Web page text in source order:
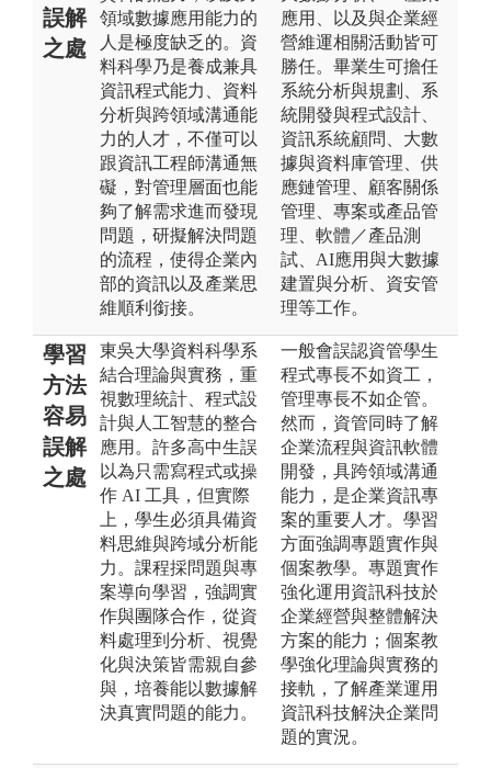
誤解
之處
領域數據應用能力的
人是極度缺乏的。資
料科學乃是養成兼具
資訊程式能力、資料
分析與跨領域溝通能
力的人才，不僅可以
跟資訊工程師溝通無
礙，對管理層面也能
夠了解需求進而發現
問題，研擬解決問題
的流程，使得企業內
部的資訊以及產業思
維順利銜接。
應用、以及與企業經
營維運相關活動皆可
勝任。畢業生可擔任
系統分析與規劃、系
統開發與程式設計、
資訊系統顧問、大數
據與資料庫管理、供
應鏈管理、顧客關係
管理、專案或產品管
理、軟體／產品測
試、AI應用與大數據
建置與分析、資安管
理等工作。
學習
方法
容易
誤解
之處
東吳大學資料科學系
結合理論與實務，重
視數理統計、程式設
計與人工智慧的整合
應用。許多高中生誤
以為只需寫程式或操
作 AI 工具，但實際
上，學生必須具備資
料思維與跨域分析能
力。課程採問題與專
案導向學習，強調實
作與團隊合作，從資
料處理到分析、視覺
化與決策皆需親自參
與，培養能以數據解
決真實問題的能力。
一般會誤認資管學生
程式專長不如資工，
管理專長不如企管。
然而，資管同時了解
企業流程與資訊軟體
開發，具跨領域溝通
能力，是企業資訊專
案的重要人才。學習
方面強調專題實作與
個案教學。專題實作
強化運用資訊科技於
企業經營與整體解決
方案的能力；個案教
學強化理論與實務的
接軌，了解產業運用
資訊科技解決企業問
題的實況。